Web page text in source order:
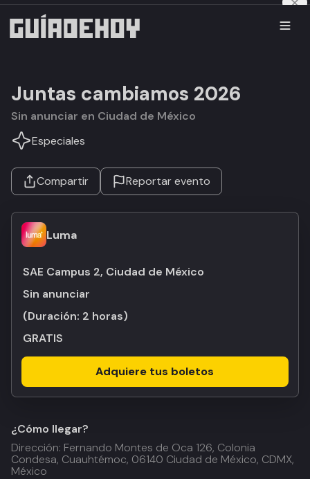
Juntas cambiamos 2026
Sin anunciar en Ciudad de México
Especiales
Compartir Reportar evento
Luma
SAE Campus 2, Ciudad de México
Sin anunciar
(Duración: 2 horas)
GRATIS
Adquiere tus boletos
¿Cómo llegar?
Dirección: Fernando Montes de Oca 126, Colonia
Condesa, Cuauhtémoc, 06140 Ciudad de México, CDMX,
México